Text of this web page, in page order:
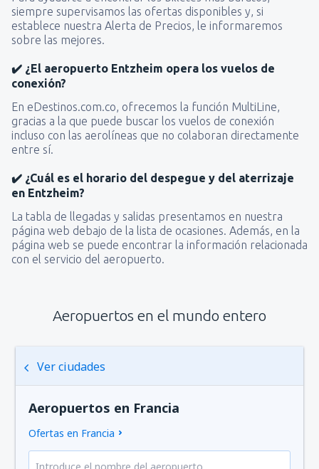
siempre supervisamos las ofertas disponibles y, si
establece nuestra Alerta de Precios, le informaremos
sobre las mejores.
✔️ ¿El aeropuerto Entzheim opera los vuelos de
conexión?
En eDestinos.com.co, ofrecemos la función MultiLine,
gracias a la que puede buscar los vuelos de conexión
incluso con las aerolíneas que no colaboran directamente
entre sí.
✔️ ¿Cuál es el horario del despegue y del aterrizaje
en Entzheim?
La tabla de llegadas y salidas presentamos en nuestra
página web debajo de la lista de ocasiones. Además, en la
página web se puede encontrar la información relacionada
con el servicio del aeropuerto.
Aeropuertos en el mundo entero
Ver ciudades
Aeropuertos en Francia
Ofertas en Francia